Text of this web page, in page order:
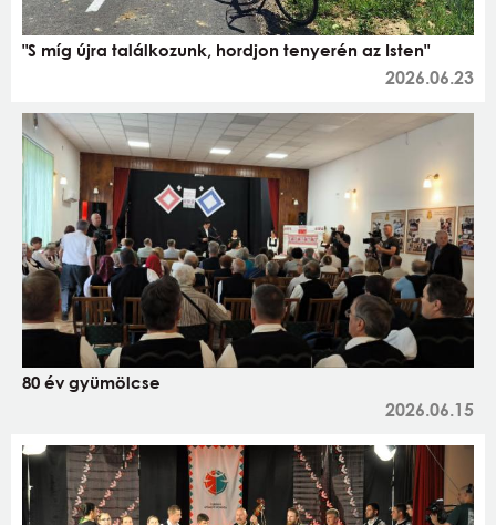
"S míg újra találkozunk, hordjon tenyerén az Isten"
2026.06.23
80 év gyümölcse
2026.06.15